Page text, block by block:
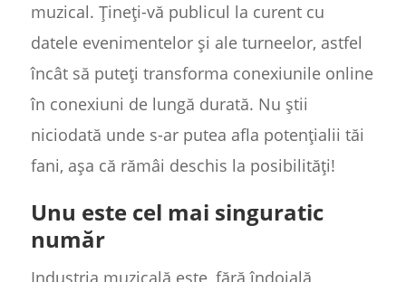
muzical. Țineți-vă publicul la curent cu
datele evenimentelor și ale turneelor, astfel
încât să puteți transforma conexiunile online
în conexiuni de lungă durată. Nu știi
niciodată unde s-ar putea afla potențialii tăi
fani, așa că rămâi deschis la posibilități!
Unu este cel mai singuratic
număr